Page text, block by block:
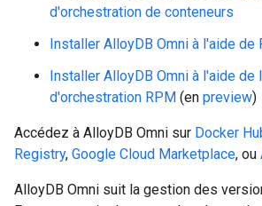
d'orchestration de conteneurs
Installer AlloyDB Omni à l'aide de
Installer AlloyDB Omni à l'aide de
d'orchestration RPM (en preview)
Accédez à AlloyDB Omni sur Docker
Registry, Google Cloud Marketplace, ou
AlloyDB Omni suit la gestion des